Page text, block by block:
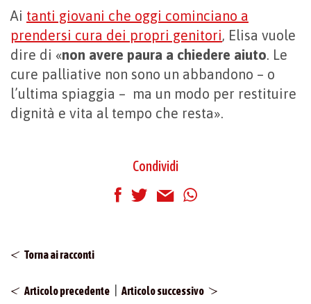
Ai tanti giovani che oggi cominciano a
prendersi cura dei propri genitori, Elisa vuole
dire di «non avere paura a chiedere aiuto. Le
cure palliative non sono un abbandono – o
l’ultima spiaggia – ma un modo per restituire
dignità e vita al tempo che resta».
Condividi
Torna ai racconti
Articolo precedente Articolo successivo